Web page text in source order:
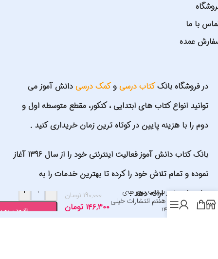
با ما
عمده
در فروشگاه بانککتاب درسی وکمک درسی دانش آموز می
توانید انواع کتاب های ابتدایی ، کنکور، مقطع متوسطه اول و
دوم را با هزینه پایین در کوتاه ترین زمان خریداری کنید .
بانک کتاب دانش آموز فعالیت اینترنتی خود را از سال 1396 آغاز
نموده و تمام تلاش خود را کرده تا بهترین خدمات را به
مشتریان خود ارائه دهد .
ماجرای بیست پیام های
آسمانی هفتم انتشارات خیلی
سبز 1405
۱۹۰,۰۰۰تومان
۱۴۶,۳۰۰ تومان
+
افزودن